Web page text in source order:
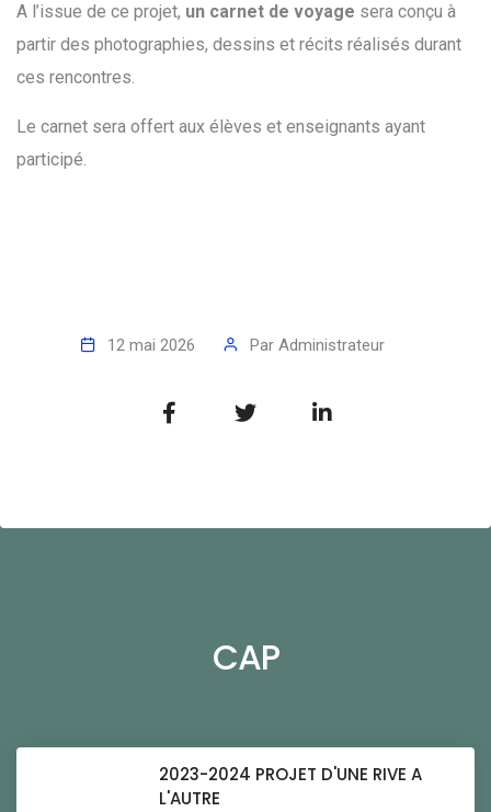
A l’issue de ce projet, un carnet de voyage sera conçu à
partir des photographies, dessins et récits réalisés durant
ces rencontres.
Le carnet sera offert aux élèves et enseignants ayant
participé.
12 mai 2026 Par Administrateur
CAP
2023-2024 PROJET D'UNE RIVE A
L'AUTRE